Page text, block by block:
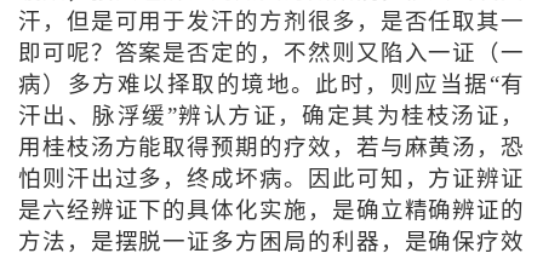
汗，但是可用于发汗的方剂很多，是否任取其一
即可呢？答案是否定的，不然则又陷入一证（一
病）多方难以择取的境地。此时，则应当据“有
汗出、脉浮缓”辨认方证，确定其为桂枝汤证，
用桂枝汤方能取得预期的疗效，若与麻黄汤，恐
怕则汗出过多，终成坏病。因此可知，方证辨证
是六经辨证下的具体化实施，是确立精确辨证的
方法，是摆脱一证多方困局的利器，是确保疗效